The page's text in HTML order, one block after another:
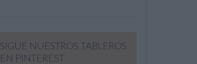
SIGUE NUESTROS TABLEROS
EN PINTEREST